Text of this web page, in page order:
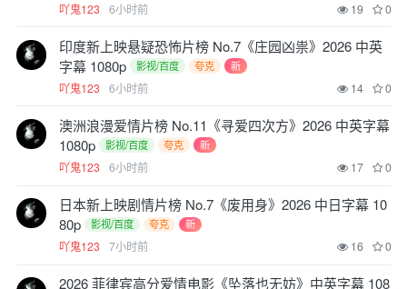
吖鬼123 6小时前 19 0
印度新上映悬疑恐怖片榜 No.7《庄园凶祟》2026 中英
字幕 1080p
影视/百度 夸克 新
吖鬼123 6小时前 14 0
澳洲浪漫爱情片榜 No.11《寻爱四次方》2026 中英字幕
1080p
影视/百度 夸克 新
吖鬼123 6小时前 17 0
日本新上映剧情片榜 No.7《废用身》2026 中日字幕 10
80p
影视/百度 夸克 新
吖鬼123 7小时前 16 0
2026 菲律宾高分爱情电影《坠落也无妨》中英字幕 108